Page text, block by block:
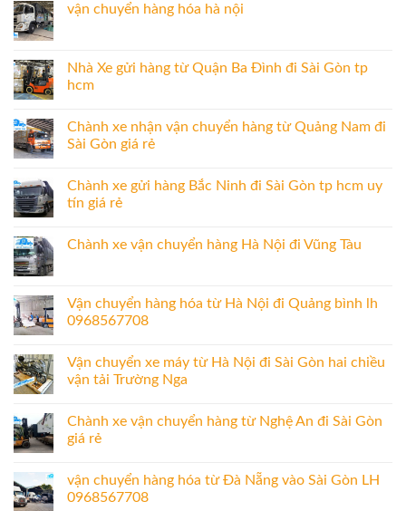
vận chuyển hàng hóa hà nội
Nhà Xe gửi hàng từ Quận Ba Đình đi Sài Gòn tp
hcm
Chành xe nhận vận chuyển hàng từ Quảng Nam đi
Sài Gòn giá rẻ
Chành xe gửi hàng Bắc Ninh đi Sài Gòn tp hcm uy
tín giá rẻ
Chành xe vận chuyển hàng Hà Nội đi Vũng Tàu
Vận chuyển hàng hóa từ Hà Nội đi Quảng bình lh
0968567708
Vận chuyển xe máy từ Hà Nội đi Sài Gòn hai chiều
vận tải Trường Nga
Chành xe vận chuyển hàng từ Nghệ An đi Sài Gòn
giá rẻ
vận chuyển hàng hóa từ Đà Nẵng vào Sài Gòn LH
0968567708